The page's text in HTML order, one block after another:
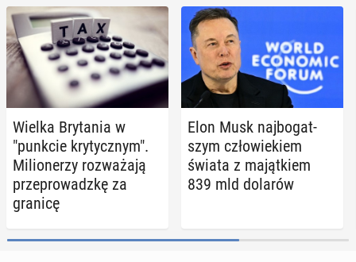
Wielka Bry­ta­nia w
"punkcie kry­tycz­nym".
Mi­lio­ne­rzy roz­wa­ża­ją
prze­pro­wadz­kę za
granicę
Elon Musk naj­bo­gat­
szym czło­wie­kiem
świata z ma­jąt­kiem
839 mld dolarów